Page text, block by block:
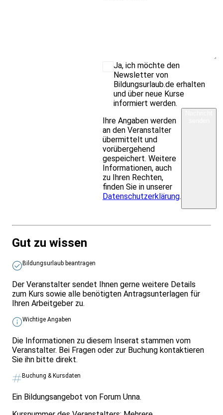
Ja, ich möchte den
Newsletter von
Bildungsurlaub.de erhalten
und über neue Kurse
informiert werden.
Ihre Angaben werden
an den Veranstalter
übermittelt und
vorübergehend
gespeichert. Weitere
Informationen, auch
zu Ihren Rechten,
finden Sie in unserer
Datenschutzerklärung.
Gut zu wissen
Bildungsurlaub beantragen
Der Veranstalter sendet Ihnen gerne weitere Details
zum Kurs sowie alle benötigten Antragsunterlagen für
Ihren Arbeitgeber zu.
Wichtige Angaben
Die Informationen zu diesem Inserat stammen vom
Veranstalter. Bei Fragen oder zur Buchung kontaktieren
Sie ihn bitte direkt.
Buchung & Kursdaten
Ein Bildungsangebot von Forum Unna.